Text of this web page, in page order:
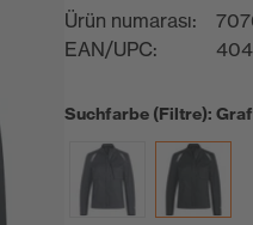
Ürün numarası:
EAN/UPC:
Suchfarbe (Filtre):